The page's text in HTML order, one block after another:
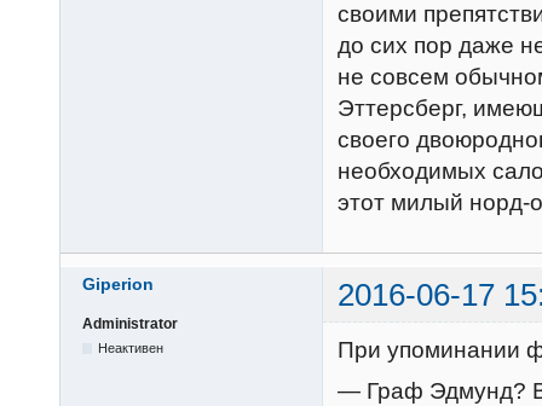
своими
до сих пор даже
не совсем
Эттерсберг,
своего
необходимых
этот милый норд-
Giperion 2016-06-17
Administrator
Неактивен
При упоминании
— Граф Эдмунд?